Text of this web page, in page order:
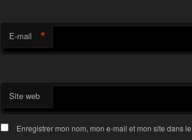
E-mail *
Site web
Enregistrer mon nom, mon e-mail et mon site dans